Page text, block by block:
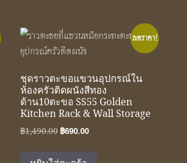
ลดราคา!
ชุดราวตะขอแขวนอุปกรณ์ใน
ห้องครัวติดผนังสีทอง
ด้าน10ตะขอ SS55 Golden
Kitchen Rack & Wall Storage
฿1,490.00 Original
฿690.00Current